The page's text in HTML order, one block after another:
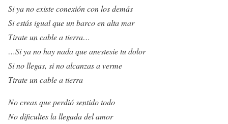
Si ya no existe conexión con los demás
Si estás igual que un barco en alta mar
Tirate un cable a tierra…
…Si ya no hay nada que anestesie tu dolor
Si no llegas, si no alcanzas a verme
Tirate un cable a tierra
No creas que perdió sentido todo
No dificultes la llegada del amor